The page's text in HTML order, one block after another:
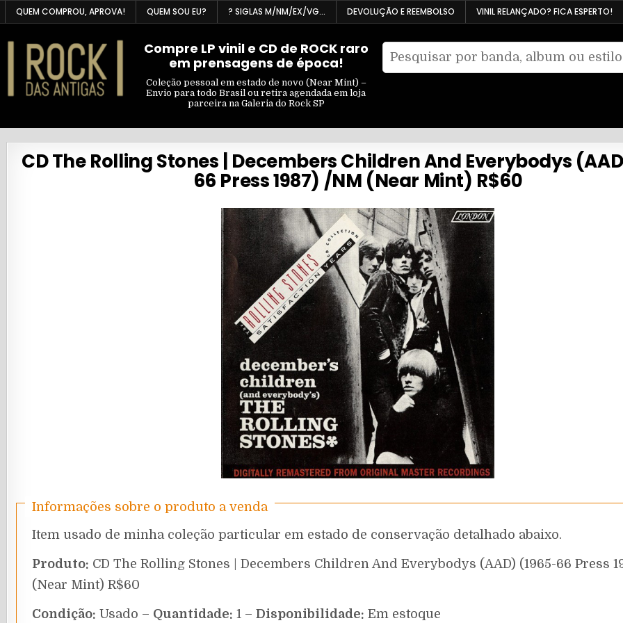
Skip
to
content
QUEM COMPROU, APROVA! QUEM SOU EU? ? SIGLAS M/NM/EX/VG… DEVOLUÇÃO E REEMBOLSO VINIL RELANÇADO? FICA ESPERTO!
Compre LP vinil e CD de ROCK raro
em prensagens de época!
Coleção pessoal em estado de novo (Near Mint) –
Envio para todo Brasil ou retira agendada em loja
parceira na Galeria do Rock SP
Pesquisar
Filtrar
CD The Rolling Stones | Decembers Children And Everybodys
66 Press 1987) /NM (Near Mint) R$60
Informações sobre o produto a venda
Item usado de minha coleção particular em estado de conservação detalhado abaixo.
Produto: CD The Rolling Stones | Decembers Children And Everybodys (AAD) (1965-66 Press
(Near Mint) R$60
Condição: Usado – Quantidade: 1 – Disponibilidade: Em estoque